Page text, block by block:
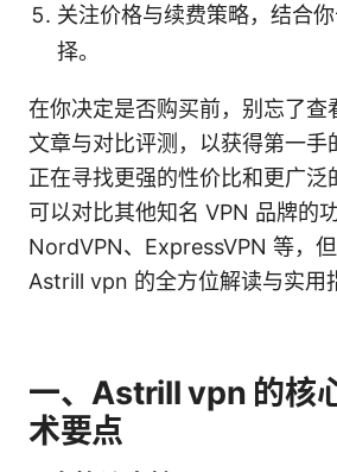
关注价格与续费策略，结合
择。
在你决定是否购买前，别忘了查
文章与对比评测，以获得第一手
正在寻找更强的性价比和更广泛
可以对比其他知名 VPN 品牌的
NordVPN、ExpressVPN 等，
Astrill vpn 的全方位解读与实用
一、Astrill vpn 的核
术要点